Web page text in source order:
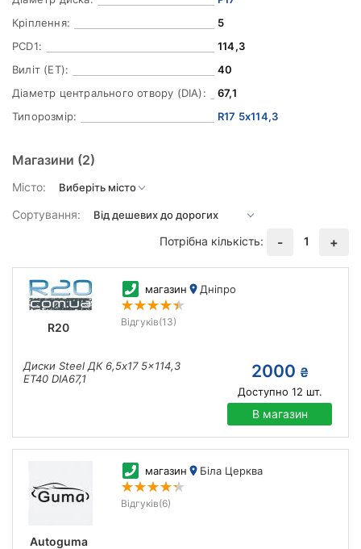
Кріплення:
5
PCD1:
114,3
Виліт (ET):
40
Діаметр центрального отвору (DIA):
67,1
Типорозмір:
R17 5x114,3
Магазини (2)
Місто:
Сортування:
Потрібна кількість:
- 1 +
R20
магазин Дніпро
Відгуків(13)
Диски Steel ДК 6,5x17 5x114,3
ET40 DIA67,1
2000 ₴
Доступно 12 шт.
В магазин
Autoguma
магазин Біла Церква
Відгуків(6)